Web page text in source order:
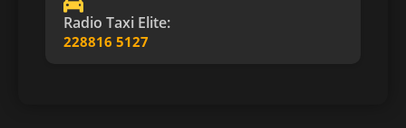
Radio Taxi Elite:
228816 5127